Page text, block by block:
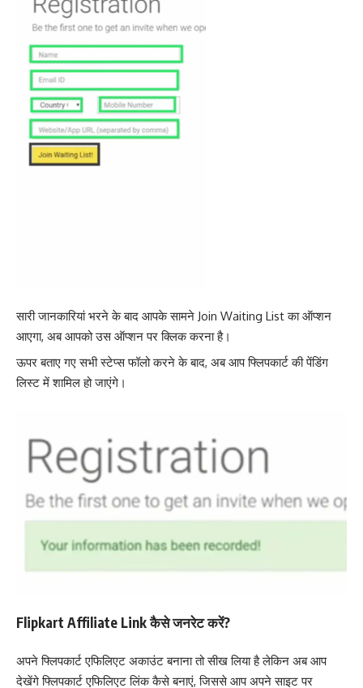
सारी जानकारियां भरने के बाद आपके सामने Join Waiting List का ऑप्शन
आएगा, अब आपको उस ऑप्शन पर क्लिक करना है।
ऊपर बताए गए सभी स्टेप्स फॉलो करने के बाद, अब आप फ्लिपकार्ट की पेंडिंग
लिस्ट में शामिल हो जाएंगे।
Flipkart Affiliate Link कैसे जनरेट करें?
अपने फ्लिपकार्ट एफिलिएट अकाउंट बनाना तो सीख लिया है लेकिन अब आप
देखेंगे फ्लिपकार्ट एफिलिएट लिंक कैसे बनाएं, जिससे आप अपने साइट पर